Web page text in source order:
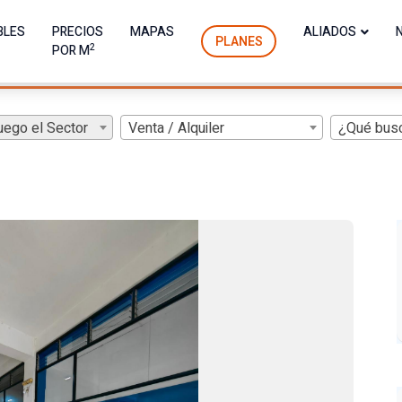
PRECIOS
POR M2
MAPAS PLANES ALIADOS
el Sector Venta / Alquiler ¿Qué